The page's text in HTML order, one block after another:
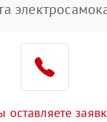
оставляете